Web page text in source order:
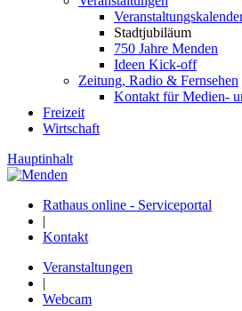
Stadtjubiläum
750 Jahre Menden
Ideen Kick-off
Zeitung, Radio & Fernsehen
Kontakt für Medien-
Freizeit
Wirtschaft
Hauptinhalt
Rathaus online - Serviceportal
|
Kontakt
Veranstaltungen
|
Webcam